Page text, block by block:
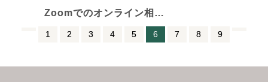
Zoomでのオンライン相…
1 2 3 4 5 6 7 8 9